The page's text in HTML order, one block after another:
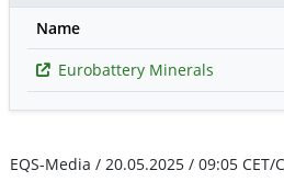
Name
Eurobattery Minerals
EQS-Media / 20.05.2025 / 09:05 CET/